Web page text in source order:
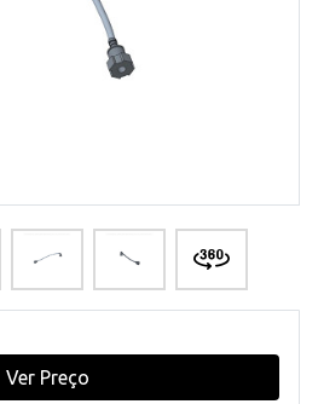
Ver Preço